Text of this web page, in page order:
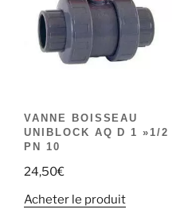
VANNE BOISSEAU
UNIBLOCK AQ D 1 »1/2
PN 10
24,50€
Acheter le produit